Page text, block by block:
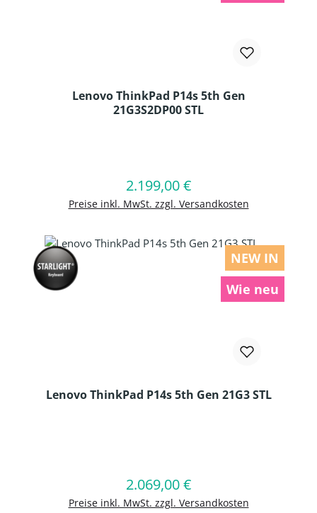
Lenovo ThinkPad P14s 5th Gen
21G3S2DP00 STL
Regulärer Preis:
2.199,00 €
Preise inkl. MwSt. zzgl. Versandkosten
In den Warenkorb
NEW IN
Wie neu
Lenovo ThinkPad P14s 5th Gen 21G3 STL
Regulärer Preis:
2.069,00 €
Preise inkl. MwSt. zzgl. Versandkosten
In den Warenkorb